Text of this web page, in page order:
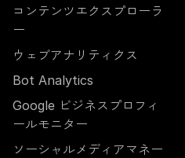
コンテンツエクスプローラ
ー
ウェブアナリティクス
Bot Analytics
Google ビジネスプロフィ
ールモニター
ソーシャルメディアマネー